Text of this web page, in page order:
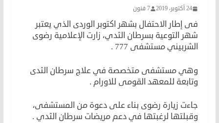
24 أكتوبر، 2019 7 فنون
فى إطار الاحتفال بشهر اكتوبر الوردى الذي يعتبر
شهر التوعية بسرطان الثدي، زارت الإعلامية رضوى
الشربيني مستشفى 777 .
وهي مستشفى متخصصة في علاج سرطان الثدى
وتابعة للمعهد القومى للاورام .
جاءت زيارة رضوى بناء على دعوة من المستشفى،
وقبلتها لرغبتها في دعم مريضات سرطان الثدي .